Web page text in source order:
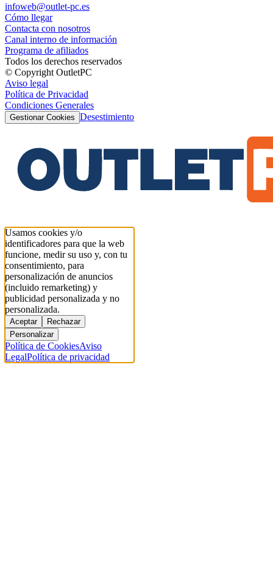
infoweb@outlet-pc.es
Cómo llegar
Contacta con nosotros
Canal interno de información
Programa de afiliados
Todos los derechos reservados
© Copyright OutletPC
Aviso legal
Política de Privacidad
Condiciones Generales
Gestionar Cookies Desestimiento
Usamos cookies y/o
identificadores para que la web
funcione, medir su uso y, con tu
consentimiento, para
personalización de anuncios
(incluido remarketing) y
publicidad personalizada y no
personalizada.
Aceptar
Rechazar
Personalizar
Política de CookiesAviso
LegalPolítica de privacidad